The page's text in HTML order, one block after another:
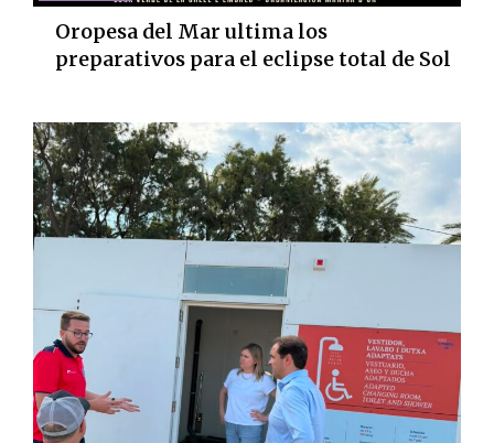
Oropesa del Mar ultima los
preparativos para el eclipse total de Sol